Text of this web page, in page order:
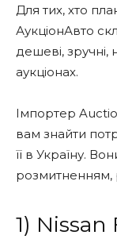
Для тих, хто
АукціонАвто
дешеві, зручні,
аукціонах.
Імпортер
вам знайти
її в Україну.
розмитненням,
1)